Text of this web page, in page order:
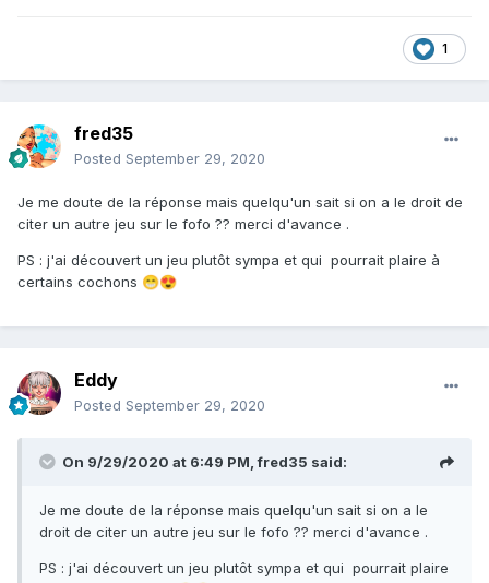
1
fred35
Posted September 29, 2020
Je me doute de la réponse mais quelqu'un sait si on a le droit de
citer un autre jeu sur le fofo ?? merci d'avance .
PS : j'ai découvert un jeu plutôt sympa et qui pourrait plaire à
certains cochons 😁😍
Eddy
Posted September 29, 2020
On 9/29/2020 at 6:49 PM,fred35 said:
Je me doute de la réponse mais quelqu'un sait si on a le
droit de citer un autre jeu sur le fofo ?? merci d'avance .
PS : j'ai découvert un jeu plutôt sympa et qui pourrait plaire